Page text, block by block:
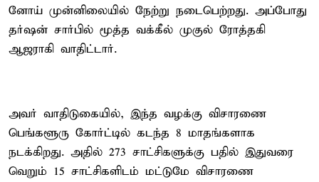
னோய் முன்னிலையில் நேற்று நடைபெற்றது. அப்போது
தர்ஷன் சார்பில் மூத்த வக்கீல் முகுல் ரோத்தகி
ஆஜராகி வாதிட்டார்.
அவர் வாதிடுகையில், இந்த வழக்கு விசாரணை
பெங்களூரு கோர்ட்டில் கடந்த 8 மாதங்களாக
நடக்கிறது. அதில் 273 சாட்சிகளுக்கு பதில் இதுவரை
வெறும் 15 சாட்சிகளிடம் மட்டுமே விசாரணை